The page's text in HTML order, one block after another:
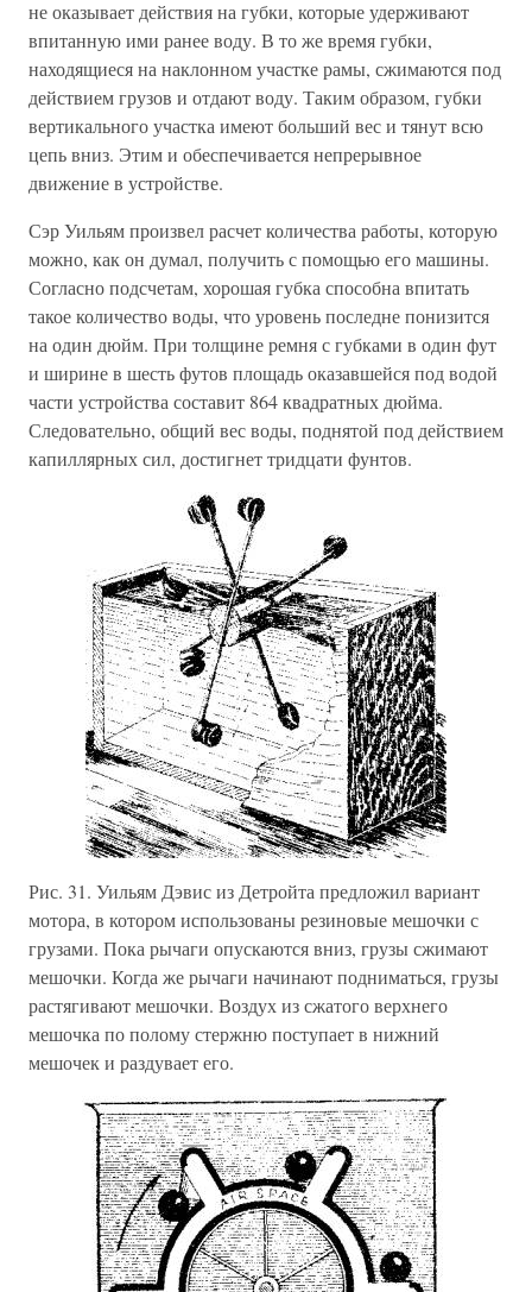
не оказывает действия на губки, которые удерживают
впитанную ими ранее воду. В то же время губки,
находящиеся на наклонном участке рамы, сжимаются под
действием грузов и отдают воду. Таким образом, губки
вертикального участка имеют больший вес и тянут всю
цепь вниз. Этим и обеспечивается непрерывное
движение в устройстве.
Сэр Уильям произвел расчет количества работы, которую
можно, как он думал, получить с помощью его машины.
Согласно подсчетам, хорошая губка способна впитать
такое количество воды, что уровень последне понизится
на один дюйм. При толщине ремня с губками в один фут
и ширине в шесть футов площадь оказавшейся под водой
части устройства составит 864 квадратных дюйма.
Следовательно, общий вес воды, поднятой под действием
капиллярных сил, достигнет тридцати фунтов.
Рис. 31. Уильям Дэвис из Детройта предложил вариант
мотора, в котором использованы резиновые мешочки с
грузами. Пока рычаги опускаются вниз, грузы сжимают
мешочки. Когда же рычаги начинают подниматься, грузы
растягивают мешочки. Воздух из сжатого верхнего
мешочка по полому стержню поступает в нижний
мешочек и раздувает его.